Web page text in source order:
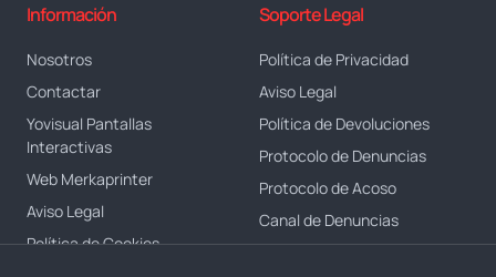
Información
Nosotros
Contactar
Yovisual Pantallas
Interactivas
Web Merkaprinter
Aviso Legal
Política de Cookies
Soporte Legal
Política de Privacidad
Aviso Legal
Política de Devoluciones
Protocolo de Denuncias
Protocolo de Acoso
Canal de Denuncias